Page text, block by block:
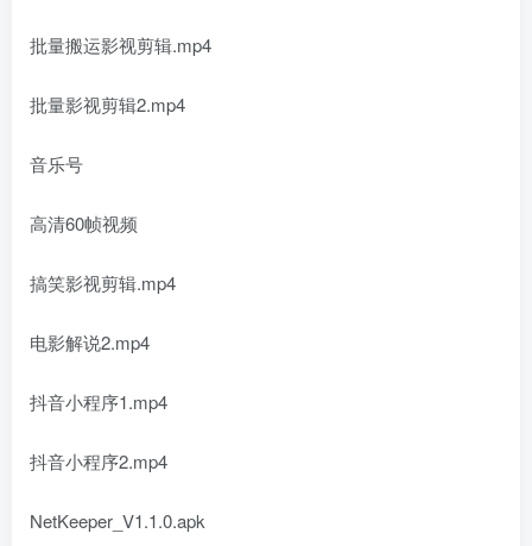
批量搬运影视剪辑.mp4
批量影视剪辑2.mp4
音乐号
高清60帧视频
搞笑影视剪辑.mp4
电影解说2.mp4
抖音小程序1.mp4
抖音小程序2.mp4
NetKeeper_V1.1.0.apk